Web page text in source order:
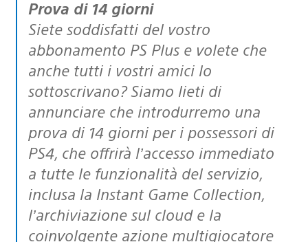
Prova di 14 giorni
Siete soddisfatti del vostro
abbonamento PS Plus e volete che
anche tutti i vostri amici lo
sottoscrivano? Siamo lieti di
annunciare che introdurremo una
prova di 14 giorni per i possessori di
PS4, che offrirà l’accesso immediato
a tutte le funzionalità del servizio,
inclusa la Instant Game Collection,
l’archiviazione sul cloud e la
coinvolgente azione multigiocatore